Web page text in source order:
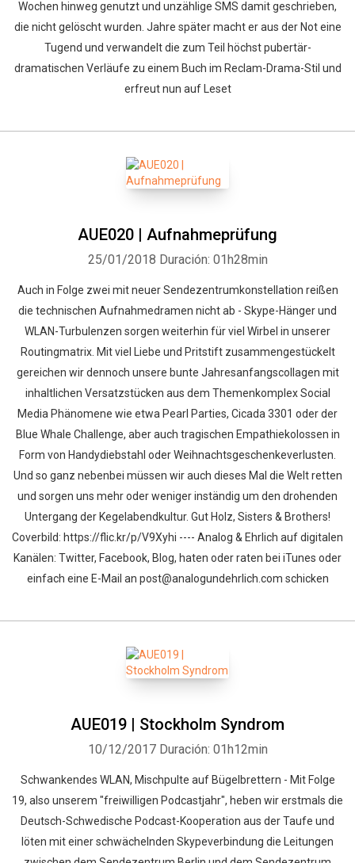
Wochen hinweg genutzt und unzählige SMS damit geschrieben,
die nicht gelöscht wurden. Jahre später macht er aus der Not eine
Tugend und verwandelt die zum Teil höchst pubertär-
dramatischen Verläufe zu einem Buch im Reclam-Drama-Stil und
erfreut nun auf Leset
AUE020 | Aufnahmeprüfung
25/01/2018 Duración: 01h28min
Auch in Folge zwei mit neuer Sendezentrumkonstellation reißen
die technischen Aufnahmedramen nicht ab - Skype-Hänger und
WLAN-Turbulenzen sorgen weiterhin für viel Wirbel in unserer
Routingmatrix. Mit viel Liebe und Pritstift zusammengestückelt
gereichen wir dennoch unsere bunte Jahresanfangscollagen mit
inhaltlichen Versatzstücken aus dem Themenkomplex Social
Media Phänomene wie etwa Pearl Parties, Cicada 3301 oder der
Blue Whale Challenge, aber auch tragischen Empathiekolossen in
Form von Handydiebstahl oder Weihnachtsgeschenkeverlusten.
Und so ganz nebenbei müssen wir auch dieses Mal die Welt retten
und sorgen uns mehr oder weniger inständig um den drohenden
Untergang der Kegelabendkultur. Gut Holz, Sisters & Brothers!
Coverbild: https://flic.kr/p/V9Xyhi ---- Analog & Ehrlich auf digitalen
Kanälen: Twitter, Facebook, Blog, haten oder raten bei iTunes oder
einfach eine E-Mail an post@analogundehrlich.com schicken
AUE019 | Stockholm Syndrom
10/12/2017 Duración: 01h12min
Schwankendes WLAN, Mischpulte auf Bügelbrettern - Mit Folge
19, also unserem "freiwilligen Podcastjahr", heben wir erstmals die
Deutsch-Schwedische Podcast-Kooperation aus der Taufe und
löten mit einer schwächelnden Skypeverbindung die Leitungen